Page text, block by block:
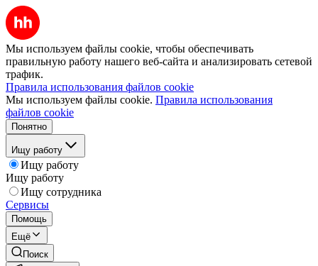
Мы используем файлы cookie, чтобы обеспечивать
правильную работу нашего веб-сайта и анализировать сетевой
трафик.
Правила использования файлов cookie
Мы используем файлы cookie. Правила использования
файлов cookie
Понятно
Ищу работу
Ищу работу
Ищу работу
Ищу сотрудника
Сервисы
Помощь
Ещё
Поиск